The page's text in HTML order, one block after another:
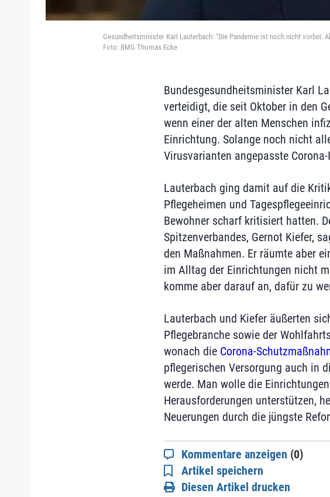
Gesundheitsminister Karl Lauterbach: "Die Pandemie ist noch nicht vorbei.
Foto: BMG Thomas Ecke
Bundesgesundheitsminister Karl
verteidigt, die seit Oktober in den
wenn einer der alten Menschen
Einrichtung. Solange noch nicht
Virusvarianten angepasste
Lauterbach ging damit auf die
Pflegeheimen und
Bewohner scharf kritisiert hatten.
Spitzenverbandes, Gernot Kiefer,
den Maßnahmen. Er räumte aber
im Alltag der Einrichtungen nicht
komme aber darauf an, dafür zu
Lauterbach und Kiefer äußerten
Pflegebranche sowie der
wonach die Corona-
pflegerischen Versorgung auch in
werde. Man wolle die
Herausforderungen unterstützen,
Neuerungen durch die jüngste
Kommentare anzeigen (0)
Artikel speichern
Diesen Artikel drucken